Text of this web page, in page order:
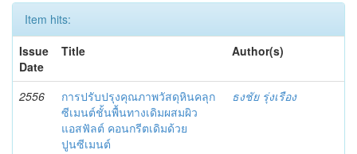
Item hits:
Issue
Date
Title Author(s)
2556
การปรับปรุงคุณภาพวัสดุหินคลุก
ซีเมนต์ชั้นพื้นทางเดิมผสมผิว
แอสฟัลต์ คอนกรีตเดิมด้วย
ปูนซีเมนต์
ธงชัย รุ่งเรือง